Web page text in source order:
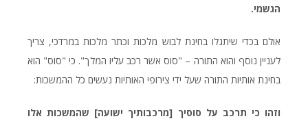
הגשמי.
אולם בכדי שיתגלו בחינת לבוש מלכות וכתר מלכות במרדכי, צריך
לעניין נוסף והוא התורה – "סוס אשר רכב עליו המלך". כי "סוס" הוא
בחינת אותיות התורה שעל ידי צירופי האותיות נעשים כל ההמשכות:
וזהו כי תרכב על סוסיך [מרכבותיך ישועה] שהמשכות אלו